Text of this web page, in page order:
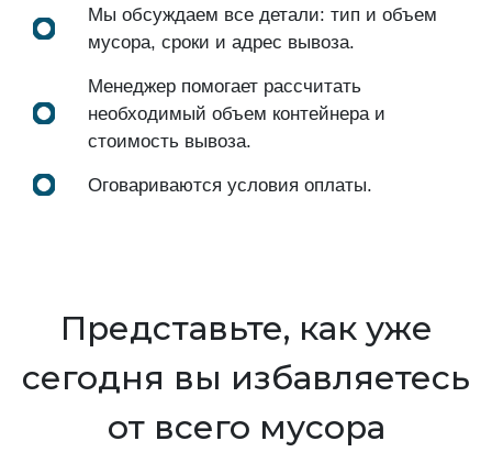
Мы обсуждаем все детали: тип и объем
мусора, сроки и адрес вывоза.
Менеджер помогает рассчитать
необходимый объем контейнера и
стоимость вывоза.
Оговариваются условия оплаты.
Представьте, как уже
сегодня вы избавляетесь
от всего мусора